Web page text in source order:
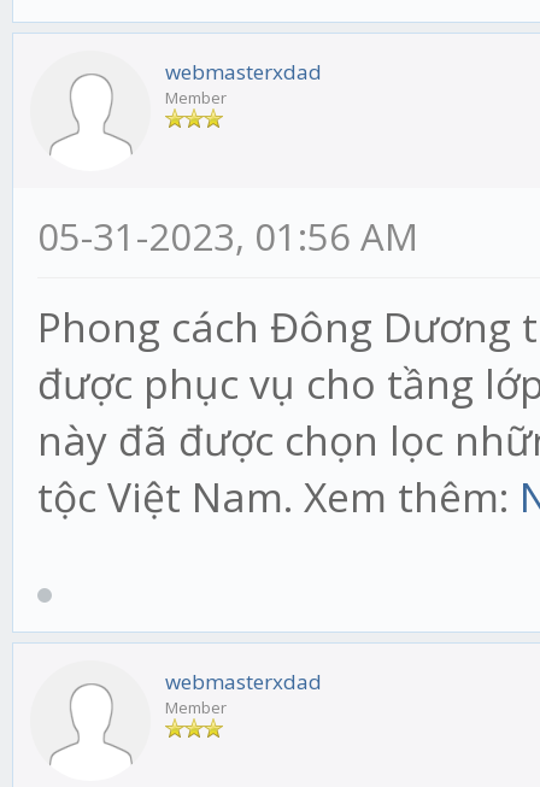
webmasterxdad
Member
05-31-2023, 01:56 AM
Phong cách Đông
được phục vụ cho tầng
này đã được chọn lọc
tộc Việt Nam. Xem thêm:
webmasterxdad
Member